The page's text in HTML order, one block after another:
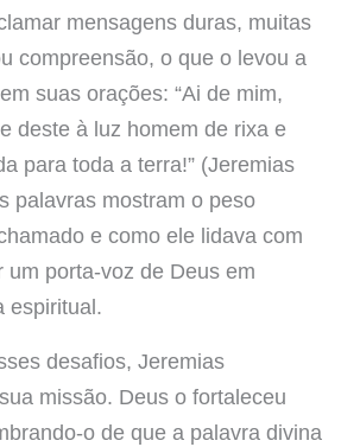
mensagens duras, muitas
compreensão, o que o levou a
suas orações: “Ai de mim,
deste à luz homem de rixa e
para toda a terra!” (Jeremias
palavras mostram o peso
e como ele lidava com
um porta-voz de Deus em
espiritual.
desafios, Jeremias
missão. Deus o fortaleceu
o de que a palavra divina